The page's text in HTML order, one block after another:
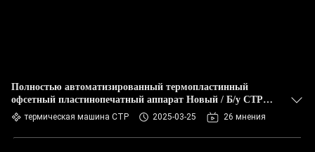
Полностью автоматизированный термопластинный
офсетный пластинопечатный аппарат Новый / Б/у CTP
оборудование
термическая машина CTP 2025-03-25 26 мнения